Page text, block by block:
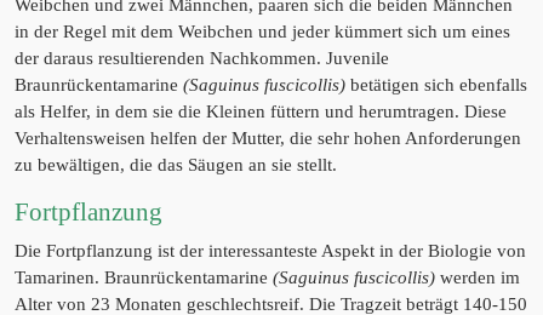
Weibchen und zwei Männchen, paaren sich die beiden Männchen
in der Regel mit dem Weibchen und jeder kümmert sich um eines
der daraus resultierenden Nachkommen. Juvenile
Braunrückentamarine (Saguinus fuscicollis) betätigen sich ebenfalls
als Helfer, in dem sie die Kleinen füttern und herumtragen. Diese
Verhaltensweisen helfen der Mutter, die sehr hohen Anforderungen
zu bewältigen, die das Säugen an sie stellt.
Fortpflanzung
Die Fortpflanzung ist der interessanteste Aspekt in der Biologie von
Tamarinen. Braunrückentamarine (Saguinus fuscicollis) werden im
Alter von 23 Monaten geschlechtsreif. Die Tragzeit beträgt 140-150